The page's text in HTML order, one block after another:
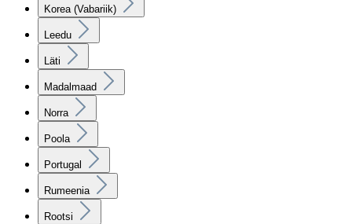
Korea (Vabariik)
Leedu
Läti
Madalmaad
Norra
Poola
Portugal
Rumeenia
Rootsi